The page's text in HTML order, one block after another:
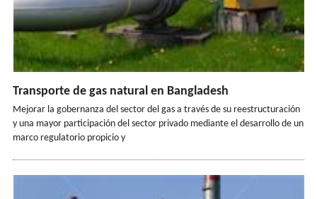
Transporte de gas natural en Bangladesh
Mejorar la gobernanza del sector del gas a través de su reestructuración
y una mayor participación del sector privado mediante el desarrollo de un
marco regulatorio propicio y